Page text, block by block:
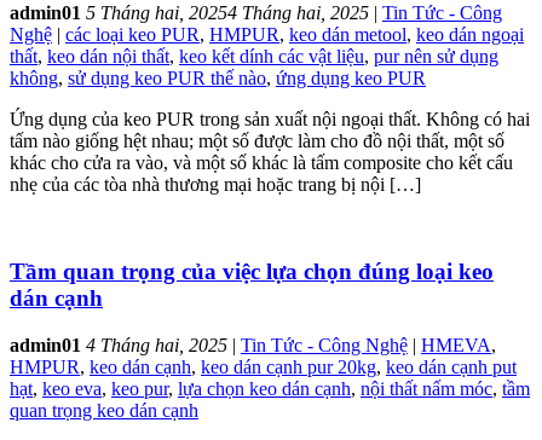
admin01 5 Tháng hai, 20254 Tháng hai, 2025 | Tin Tức - Công
Nghệ | các loại keo PUR, HMPUR, keo dán metool, keo dán ngoại
thất, keo dán nội thất, keo kết dính các vật liệu, pur nên sử dụng
không, sử dụng keo PUR thế nào, ứng dụng keo PUR
Ứng dụng của keo PUR trong sản xuất nội ngoại thất. Không có hai
tấm nào giống hệt nhau; một số được làm cho đồ nội thất, một số
khác cho cửa ra vào, và một số khác là tấm composite cho kết cấu
nhẹ của các tòa nhà thương mại hoặc trang bị nội […]
Tầm quan trọng của việc lựa chọn đúng loại keo
dán cạnh
admin01 4 Tháng hai, 2025 | Tin Tức - Công Nghệ | HMEVA,
HMPUR, keo dán cạnh, keo dán cạnh pur 20kg, keo dán cạnh put
hạt, keo eva, keo pur, lựa chọn keo dán cạnh, nội thất nấm móc, tầm
quan trọng keo dán cạnh